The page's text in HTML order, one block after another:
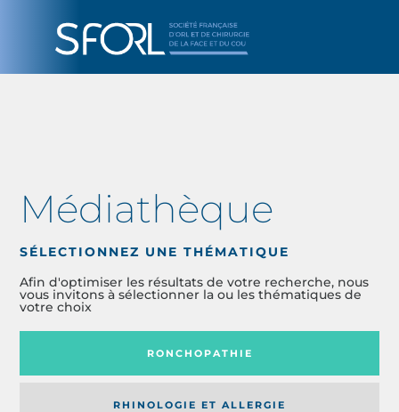
Médiathèque
SÉLECTIONNEZ UNE THÉMATIQUE
Afin d'optimiser les résultats de votre recherche, nous
vous invitons à sélectionner la ou les thématiques de
votre choix
RONCHOPATHIE
RHINOLOGIE ET ALLERGIE